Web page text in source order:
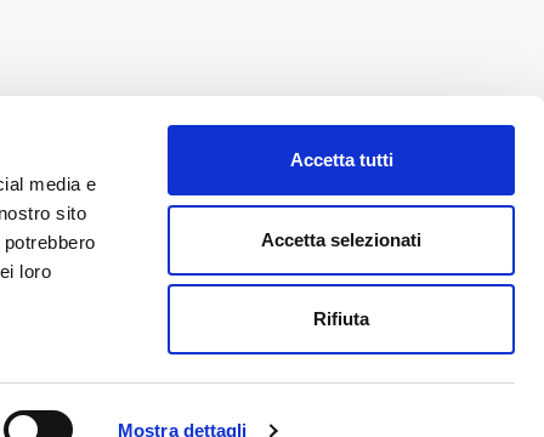
media e
sito
loro
Mostra dettagli
Accetta tutti
Accetta selezionati
Rifiuta
SCOPRI DI PIU SUL NOSTRO
PRODOTTO